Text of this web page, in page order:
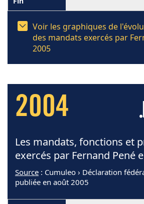
Voir les graphiques de
des mandats exercés par
2005
2004
Les mandats, fonctions et
exercés par Fernand Pené
Source : Cumuleo › Déclaration
publiée en août 2005